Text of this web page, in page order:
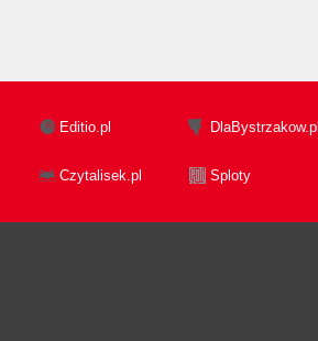
Editio.pl DlaBystrzakow.pl
Czytalisek.pl Sploty